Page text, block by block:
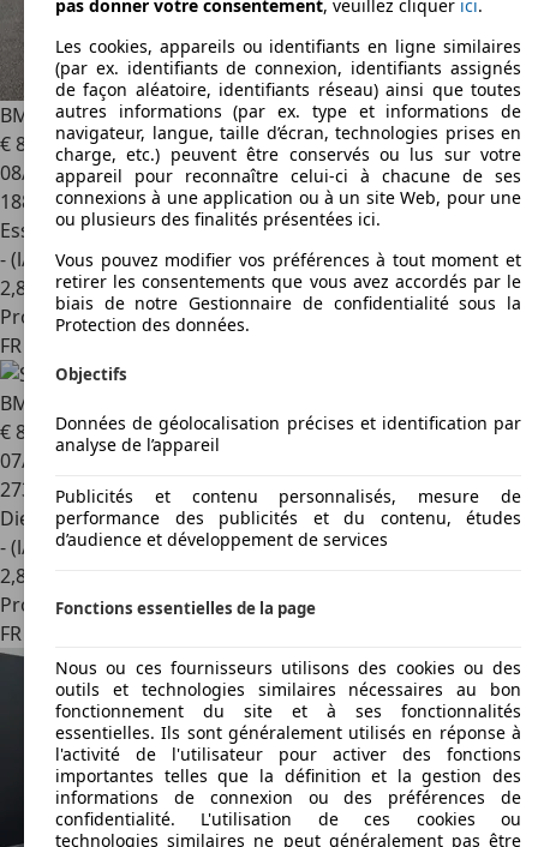
BMW 535SERIE (E39) 535IA 235CH
€ 8 999
08/1998
188 000 km
Essence
- (l/100 km)
2,8
Professionnel
FR 68310
BMW 530
€ 8 490
07/2011
273 200 km
Diesel
- (l/100 km)
2,8
Professionnel
FR 21160
pas donner votre consentement, veuillez cliquer ici.
Les cookies, appareils ou identifiants en ligne similaires
(par ex. identifiants de connexion, identifiants assignés
de façon aléatoire, identifiants réseau) ainsi que toutes
autres informations (par ex. type et informations de
navigateur, langue, taille d’écran, technologies prises en
charge, etc.) peuvent être conservés ou lus sur votre
appareil pour reconnaître celui-ci à chacune de ses
connexions à une application ou à un site Web, pour une
ou plusieurs des finalités présentées ici.
Vous pouvez modifier vos préférences à tout moment et
retirer les consentements que vous avez accordés par le
biais de notre Gestionnaire de confidentialité sous la
Protection des données.
Objectifs
Données de géolocalisation précises et identification par
analyse de l’appareil
Publicités et contenu personnalisés, mesure de
performance des publicités et du contenu, études
d’audience et développement de services
Fonctions essentielles de la page
Nous ou ces fournisseurs utilisons des cookies ou des
outils et technologies similaires nécessaires au bon
fonctionnement du site et à ses fonctionnalités
essentielles. Ils sont généralement utilisés en réponse à
l'activité de l'utilisateur pour activer des fonctions
importantes telles que la définition et la gestion des
informations de connexion ou des préférences de
confidentialité. L'utilisation de ces cookies ou
technologies similaires ne peut généralement pas être